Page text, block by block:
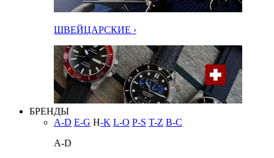
ШВЕЙЦАРСКИЕ ›
БРЕНДЫ
A-D E-G H-K L-O P-S T-Z В-С
A-D